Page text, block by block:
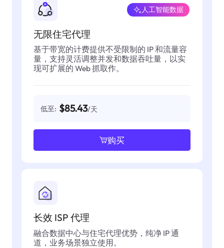
无限住宅代理
人工智能数据
基于带宽的计费提供不受限制的 IP 和流量容
量，支持灵活调整并发和数据吞吐量，以实
现可扩展的 Web 抓取作。
低至: $85.43/天
购买
长效 ISP 代理
融合数据中心与住宅代理优势，纯净 IP 通
道，业务场景独立使用。